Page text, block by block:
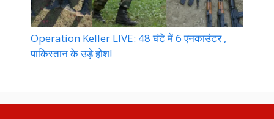
Operation Keller LIVE: 48 घंटे में 6 एनकाउंटर ,
पाकिस्तान के उड़े होश!